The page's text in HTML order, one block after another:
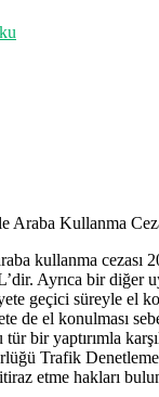
kullanma cezası
Ayrıca bir diğer
geçici süreyle el
de el konulması
tür bir yaptırımla
Trafik Denetleme
etme hakları